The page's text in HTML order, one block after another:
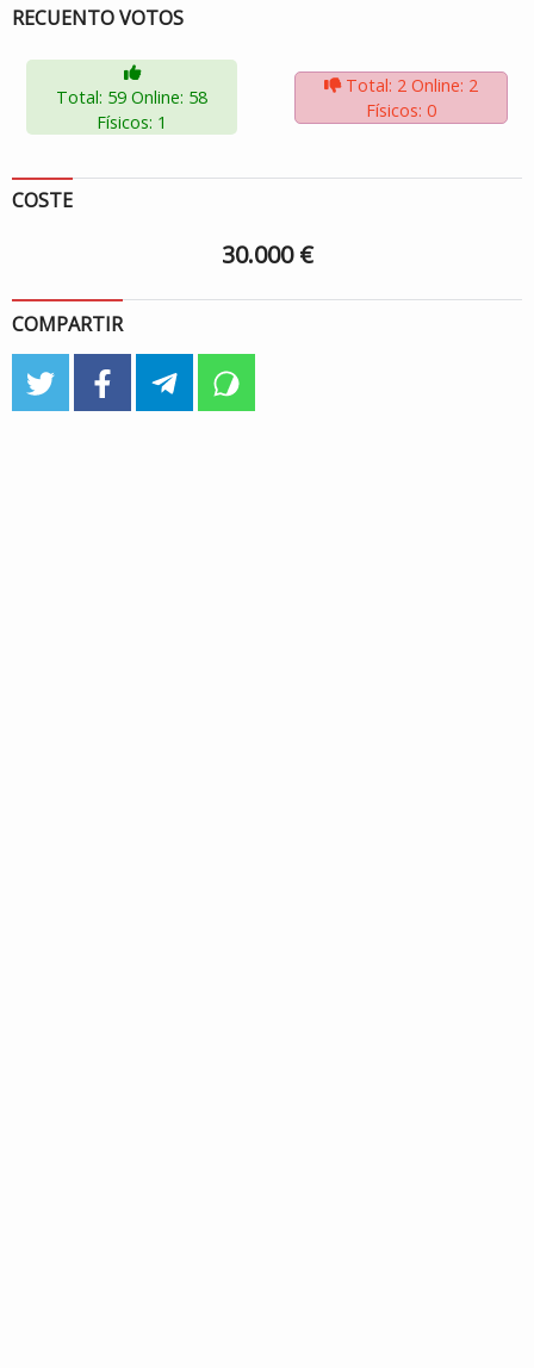
RECUENTO VOTOS
Total: 59 Online: 58
Físicos: 1
Total: 2 Online: 2
Físicos: 0
COSTE
30.000 €
COMPARTIR
twitter facebook telegram